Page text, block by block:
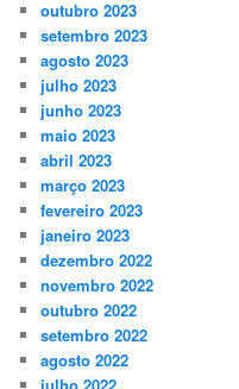
outubro 2023
setembro 2023
agosto 2023
julho 2023
junho 2023
maio 2023
abril 2023
março 2023
fevereiro 2023
janeiro 2023
dezembro 2022
novembro 2022
outubro 2022
setembro 2022
agosto 2022